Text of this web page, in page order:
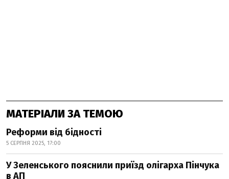
МАТЕРІАЛИ ЗА ТЕМОЮ
Реформи від бідності
5 СЕРПНЯ 2025, 17:00
У Зеленського пояснили приїзд олігарха Пінчука
в АП